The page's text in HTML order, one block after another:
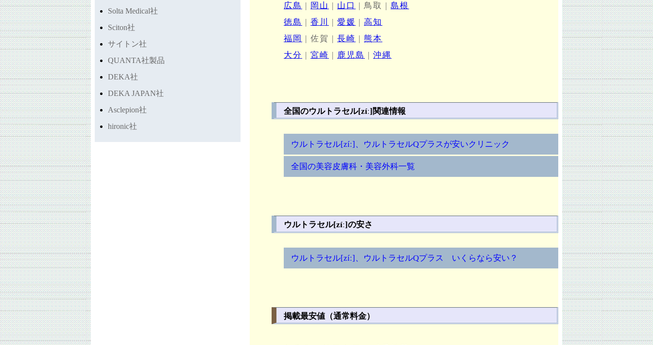
広島 | 岡山 | 山口 | 鳥取 | 島根
徳島 | 香川 | 愛媛 | 高知
福岡 | 佐賀 | 長崎 | 熊本
大分 | 宮崎 | 鹿児島 | 沖縄
全国のウルトラセル[zíː]関連情報
ウルトラセル[zíː]、ウルトラセルQプラスが安いクリニック
全国の美容皮膚科・美容外科一覧
ウルトラセル[zíː]の安さ
ウルトラセル[zíː]、ウルトラセルQプラス いくらなら安い？
掲載最安値（通常料金）
Solta Medical社
Sciton社
サイトン社
QUANTA社製品
DEKA社
DEKA JAPAN社
Asclepion社
hironic社